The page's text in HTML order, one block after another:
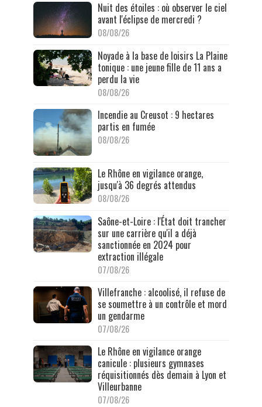
Nuit des étoiles : où observer le ciel
avant l'éclipse de mercredi ?
08/08/26
Noyade à la base de loisirs La Plaine
tonique : une jeune fille de 11 ans a
perdu la vie
08/08/26
Incendie au Creusot : 9 hectares
partis en fumée
08/08/26
Le Rhône en vigilance orange,
jusqu'à 36 degrés attendus
08/08/26
Saône-et-Loire : l'État doit trancher
sur une carrière qu'il a déjà
sanctionnée en 2024 pour
extraction illégale
07/08/26
Villefranche : alcoolisé, il refuse de
se soumettre à un contrôle et mord
un gendarme
07/08/26
Le Rhône en vigilance orange
canicule : plusieurs gymnases
réquisitionnés dès demain à Lyon et
Villeurbanne
07/08/26